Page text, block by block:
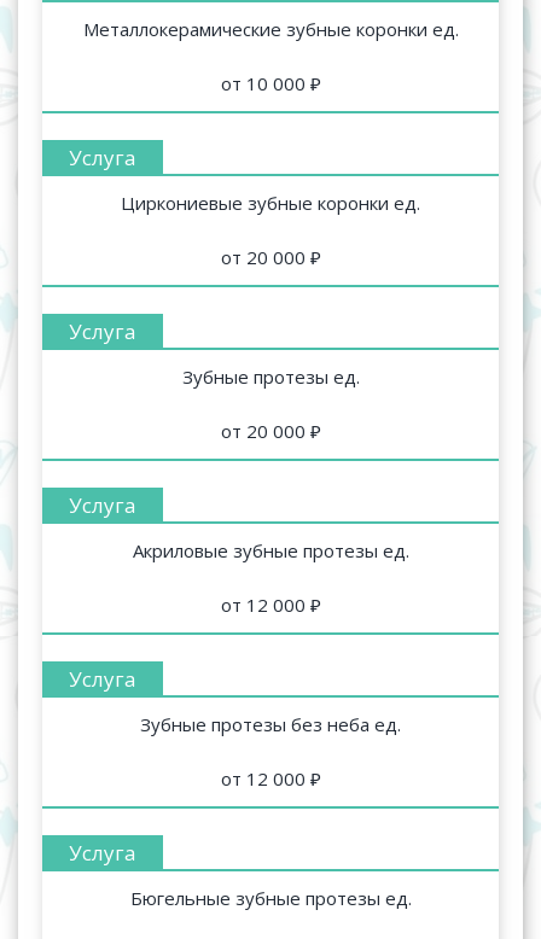
Металлокерамические зубные коронки ед.
от 10 000 ₽
Циркониевые зубные коронки ед.
от 20 000 ₽
Зубные протезы ед.
от 20 000 ₽
Акриловые зубные протезы ед.
от 12 000 ₽
Зубные протезы без неба ед.
от 12 000 ₽
Бюгельные зубные протезы ед.